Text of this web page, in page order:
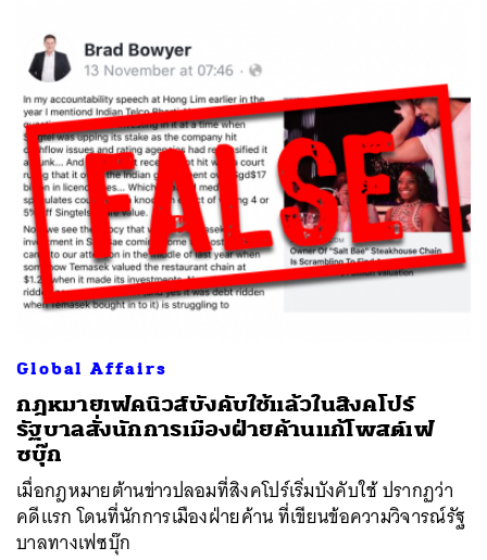
Global Affairs
กฎหมายเฟคนิวส์บังคับใช้แล้วในสิงคโปร์
รัฐบาลสั่งนักการเมืองฝ่ายค้านแก้โพสต์เฟ
ซบุ๊ก
เมื่อกฎหมายต้านข่าวปลอมที่สิงคโปร์เริ่มบังคับใช้ ปรากฏว่า
คดีแรก โดนที่นักการเมืองฝ่ายค้าน ที่เขียนข้อความวิจารณ์รัฐ
บาลทางเฟซบุ๊ก